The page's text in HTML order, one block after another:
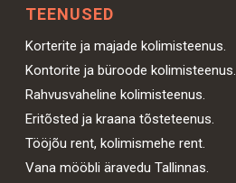
TEENUSED
Korterite ja majade kolimisteenus.
Kontorite ja büroode kolimisteenus.
Rahvusvaheline kolimisteenus.
Eritõsted ja kraana tõsteteenus.
Tööjõu rent, kolimismehe rent.
Vana mööbli äravedu Tallinnas.